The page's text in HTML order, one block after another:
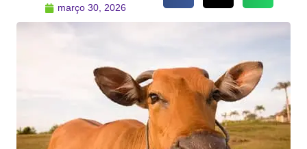
março 30, 2026